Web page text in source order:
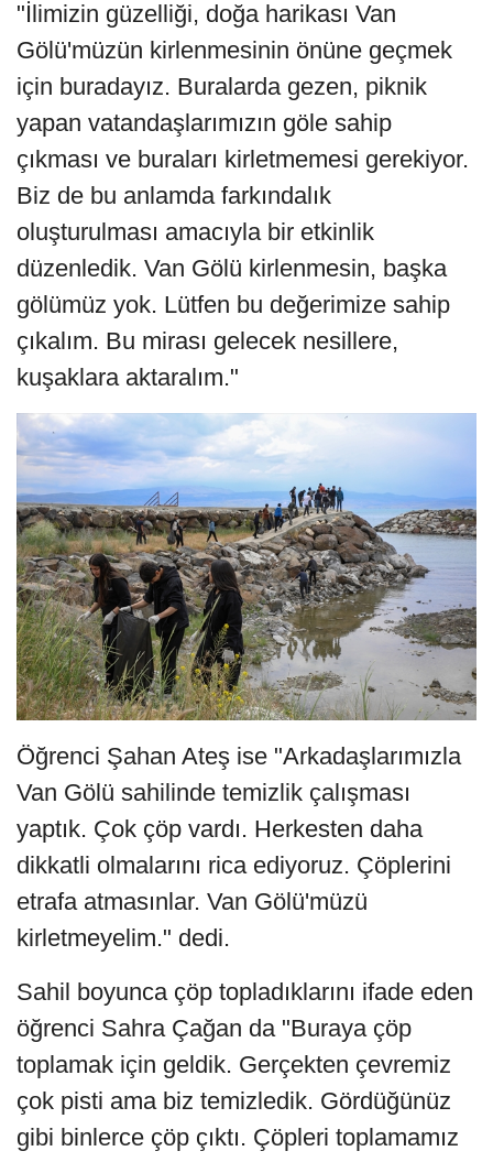
"İlimizin güzelliği, doğa harikası Van
Gölü'müzün kirlenmesinin önüne geçmek
için buradayız. Buralarda gezen, piknik
yapan vatandaşlarımızın göle sahip
çıkması ve buraları kirletmemesi gerekiyor.
Biz de bu anlamda farkındalık
oluşturulması amacıyla bir etkinlik
düzenledik. Van Gölü kirlenmesin, başka
gölümüz yok. Lütfen bu değerimize sahip
çıkalım. Bu mirası gelecek nesillere,
kuşaklara aktaralım."
Öğrenci Şahan Ateş ise "Arkadaşlarımızla
Van Gölü sahilinde temizlik çalışması
yaptık. Çok çöp vardı. Herkesten daha
dikkatli olmalarını rica ediyoruz. Çöplerini
etrafa atmasınlar. Van Gölü'müzü
kirletmeyelim." dedi.
Sahil boyunca çöp topladıklarını ifade eden
öğrenci Sahra Çağan da "Buraya çöp
toplamak için geldik. Gerçekten çevremiz
çok pisti ama biz temizledik. Gördüğünüz
gibi binlerce çöp çıktı. Çöpleri toplamamız